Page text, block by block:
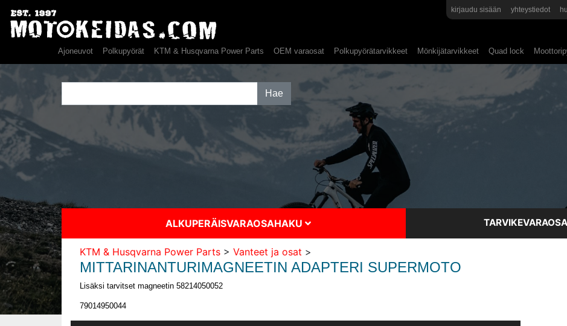
kirjaudu sisään yhteystiedot
Ajoneuvot Polkupyörät KTM & Husqvarna Power Parts OEM varaosat Polkupyörätarvikkeet Mönkijätarvikkeet Quad lock
ALKUPERÄISVARAOSAHAKU
KTM & Husqvarna Power Parts > Vanteet ja osat >
MITTARINANTURIMAGNEETIN ADAPTERI SUPERMOTO
Lisäksi tarvitset magneetin 58214050052
79014950044